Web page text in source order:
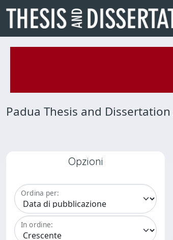
Padua Thesis and
Opzioni
Ordina per:
In ordine: